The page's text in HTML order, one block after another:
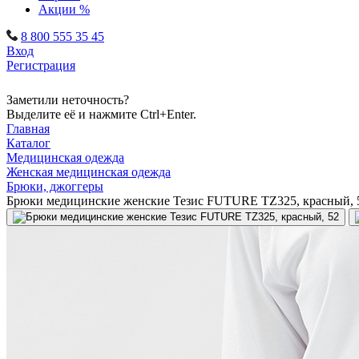
Акции %
8 800 555 35 45
Вход
Регистрация
Заметили неточность?
Выделите её и нажмите Ctrl+Enter.
Главная
Каталог
Медицинская одежда
Женская медицинская одежда
Брюки, джоггеры
Брюки медицинские женские Тезис FUTURE TZ325, красный,